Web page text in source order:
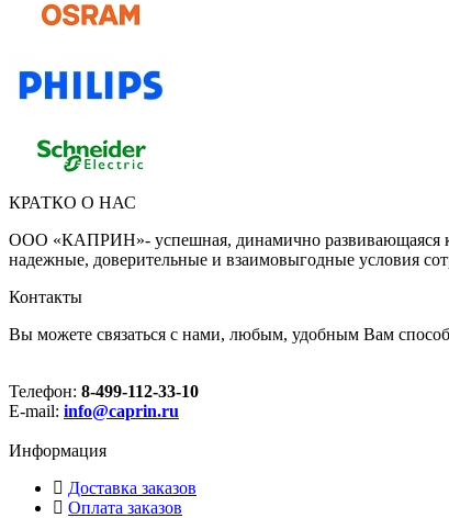
КРАТКО О НАС
ООО «КАПРИН»- успешная, динамично развивающаяся
надежные, доверительные и взаимовыгодные условия
Контакты
Вы можете связаться с нами, любым, удобным Вам
Телефон: 8-499-112-33-10
E-mail: info@caprin.ru
Информация
Доставка заказов
Оплата заказов